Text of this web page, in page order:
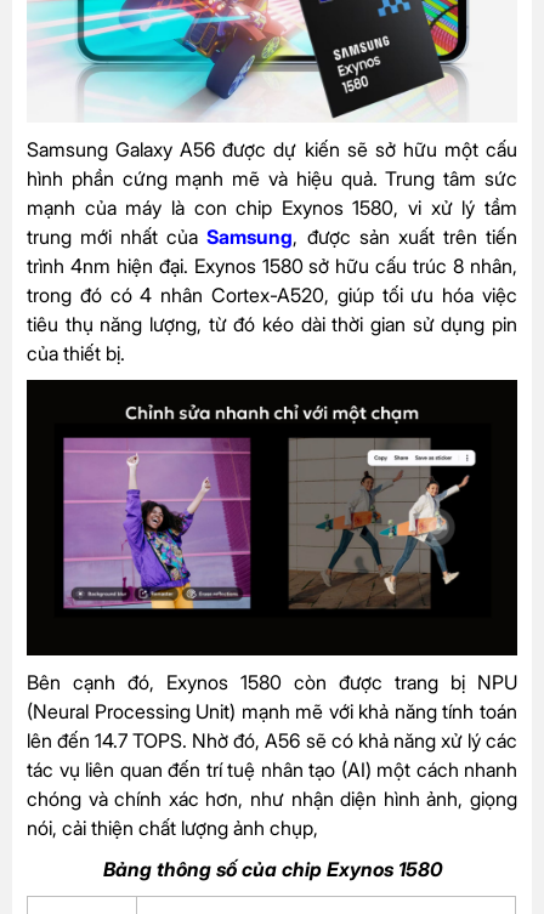
Samsung Galaxy A56 được dự kiến sẽ sở hữu một cấu
hình phần cứng mạnh mẽ và hiệu quả. Trung tâm sức
mạnh của máy là con chip Exynos 1580, vi xử lý tầm
trung mới nhất củaSamsung, được sản xuất trên tiến
trình 4nm hiện đại. Exynos 1580 sở hữu cấu trúc 8 nhân,
trong đó có 4 nhân Cortex-A520, giúp tối ưu hóa việc
tiêu thụ năng lượng, từ đó kéo dài thời gian sử dụng pin
của thiết bị.
Bên cạnh đó, Exynos 1580 còn được trang bị NPU
(Neural Processing Unit) mạnh mẽ với khả năng tính toán
lên đến 14.7 TOPS. Nhờ đó, A56 sẽ có khả năng xử lý các
tác vụ liên quan đến trí tuệ nhân tạo (AI) một cách nhanh
chóng và chính xác hơn, như nhận diện hình ảnh, giọng
nói, cải thiện chất lượng ảnh chụp,
Bảng thông số của chip Exynos 1580